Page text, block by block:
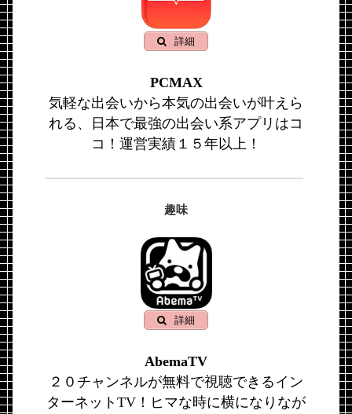
詳細
PCMAX
気軽な出会いから本気の出会いが叶えら
れる、日本で最強の出会い系アプリはコ
コ！運営実績１５年以上！
趣味
詳細
AbemaTV
２０チャンネルが無料で視聴できるイン
ターネットTV！ヒマな時に横になりなが